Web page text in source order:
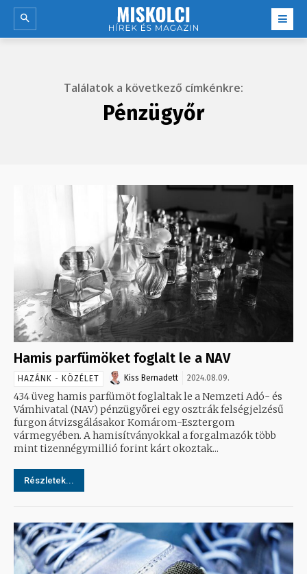
Találatok a következő címkénkre:
Pénzügyőr
Hamis parfümöket foglalt le a NAV
HAZÁNK - KÖZÉLET Kiss Bernadett 2024.08.09.
434 üveg hamis parfümöt foglaltak le a Nemzeti Adó- és
Vámhivatal (NAV) pénzügyőrei egy osztrák felségjelzésű
furgon átvizsgálásakor Komárom-Esztergom
vármegyében. A hamisítványokkal a forgalmazók több
mint tizennégymillió forint kárt okoztak...
Részletek...